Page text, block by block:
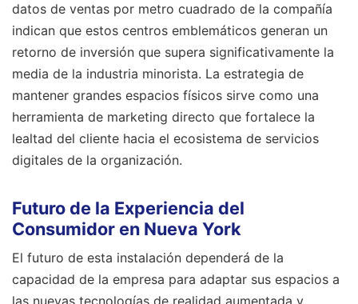
datos de ventas por metro cuadrado de la compañía
indican que estos centros emblemáticos generan un
retorno de inversión que supera significativamente la
media de la industria minorista. La estrategia de
mantener grandes espacios físicos sirve como una
herramienta de marketing directo que fortalece la
lealtad del cliente hacia el ecosistema de servicios
digitales de la organización.
Futuro de la Experiencia del
Consumidor en Nueva York
El futuro de esta instalación dependerá de la
capacidad de la empresa para adaptar sus espacios a